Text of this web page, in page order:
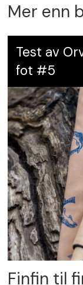
Mer enn
Test av
fot #5
Finfin til